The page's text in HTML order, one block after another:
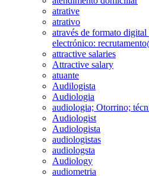
atrative
atrativo
através de formato
electrónico:
attractive salaries
Attractive salary
atuante
Audilogista
Audiologia
audiologia; Otorrino;
Audiologist
Audiologista
audiologistas
audiologsta
Audiology
audiometria